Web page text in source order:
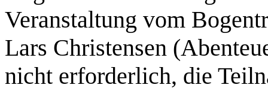
Veranstaltung vom
Lars Christensen
nicht erforderlich, die